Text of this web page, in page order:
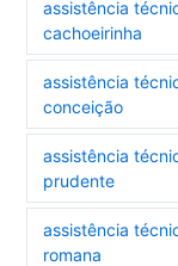
assistência
cachoeirinha
assistência
conceição
assistência
prudente
assistência
romana